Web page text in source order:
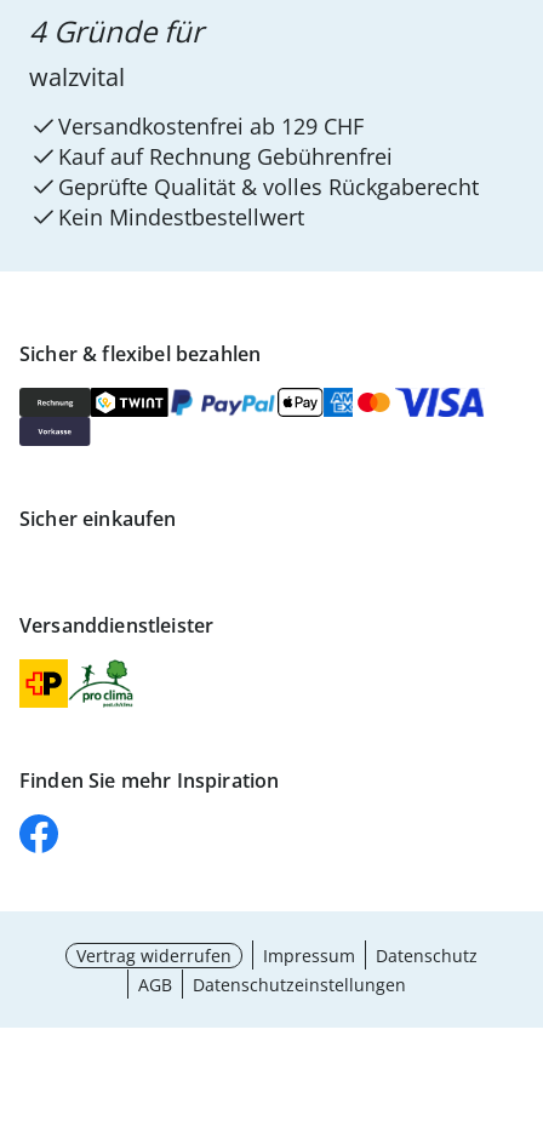
Sicher & flexibel bezahlen
Sicher einkaufen
Versanddienstleister
Finden Sie mehr Inspiration
4 Gründe für
walzvital
Versandkostenfrei ab 129 CHF
Kauf auf Rechnung Gebührenfrei
Geprüfte Qualität & volles Rückgaberecht
Kein Mindest­bestellwert
Vertrag widerrufen Impressum
Datenschutz
AGB
Datenschutzeinstellungen